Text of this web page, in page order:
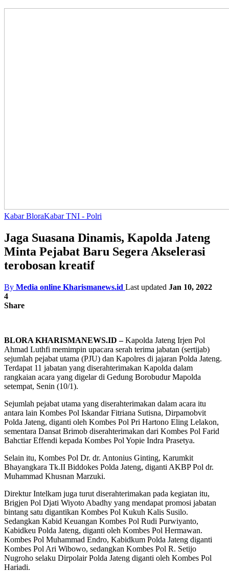
Kabar BloraKabar TNI - Polri
Jaga Suasana Dinamis, Kapolda Jateng
Minta Pejabat Baru Segera Akselerasi
terobosan kreatif
By Media online Kharismanews.id Last updated Jan 10, 2022
4
Share
BLORA KHARISMANEWS.ID –Kapolda Jateng Irjen Pol
Ahmad Luthfi memimpin upacara serah terima jabatan (sertijab)
sejumlah pejabat utama (PJU) dan Kapolres di jajaran Polda Jateng.
Terdapat 11 jabatan yang diserahterimakan Kapolda dalam
rangkaian acara yang digelar di Gedung Borobudur Mapolda
setempat, Senin (10/1).
Sejumlah pejabat utama yang diserahterimakan dalam acara itu
antara lain Kombes Pol Iskandar Fitriana Sutisna, Dirpamobvit
Polda Jateng, diganti oleh Kombes Pol Pri Hartono Eling Lelakon,
sementara Dansat Brimob diserahterimakan dari Kombes Pol Farid
Bahctiar Effendi kepada Kombes Pol Yopie Indra Prasetya.
Selain itu, Kombes Pol Dr. dr. Antonius Ginting, Karumkit
Bhayangkara Tk.II Biddokes Polda Jateng, diganti AKBP Pol dr.
Muhammad Khusnan Marzuki.
Direktur Intelkam juga turut diserahterimakan pada kegiatan itu,
Brigjen Pol Djati Wiyoto Abadhy yang mendapat promosi jabatan
bintang satu digantikan Kombes Pol Kukuh Kalis Susilo.
Sedangkan Kabid Keuangan Kombes Pol Rudi Purwiyanto,
Kabidkeu Polda Jateng, diganti oleh Kombes Pol Hermawan.
Kombes Pol Muhammad Endro, Kabidkum Polda Jateng diganti
Kombes Pol Ari Wibowo, sedangkan Kombes Pol R. Setijo
Nugroho selaku Dirpolair Polda Jateng diganti oleh Kombes Pol
Hariadi.